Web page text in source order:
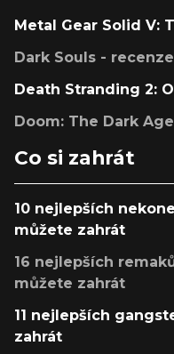
Metal Gear Solid V:
Dark Souls - recenze
Death Stranding 2:
Doom: The Dark
Co si zahrát
10 nejlepších
můžete zahrát
16 nejlepších
můžete zahrát
11 nejlepších
zahrát